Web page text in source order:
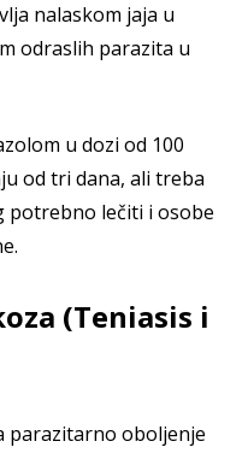
nalaskom jaja u
odraslih parazita u
u dozi od 100
od tri dana, ali treba
potrebno lečiti i osobe
(Teniasis i
parazitarno oboljenje